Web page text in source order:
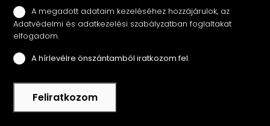
A megadott adataim kezeléséhez hozzájárulok, az
Adatvédelmi és adatkezelési szabályzatban foglaltakat
elfogadom.
A hírlevélre önszántamból iratkozom fel.
Feliratkozom